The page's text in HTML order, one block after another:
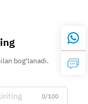
bog‘lanadi.
0/100